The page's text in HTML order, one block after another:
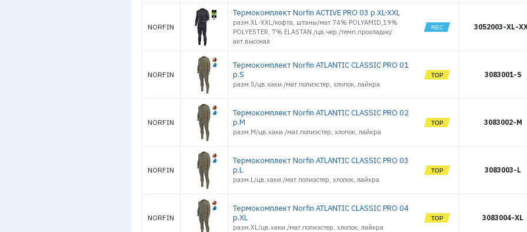
ЗАБЫЛИ ПАРОЛЬ?
РЕГИСТРАЦИЯ РОЗНИЦА
13590
13591
13594
14266
14907
14911
NORFIN
Термокомплект Norfin ACTIVE PRO 03 р.XL-XXL
разм.XL-XXL/кофта, штаны/мат.74% POLYAMID,19%
POLYESTER, 7% ELASTAN./цв.чер./темп.прохладно/
акт.высокая
3052003-XL-
NORFIN
Термокомплект Norfin ATLANTIC CLASSIC PRO 01
р.S
разм.S/цв.хаки./мат.полиэстер, хлопок, лайкра
3083001-S
NORFIN
Термокомплект Norfin ATLANTIC CLASSIC PRO 02
р.M
разм.M/цв.хаки./мат.полиэстер, хлопок, лайкра
3083002-M
NORFIN
Термокомплект Norfin ATLANTIC CLASSIC PRO 03
р.L
разм.L/цв.хаки./мат.полиэстер, хлопок, лайкра
3083003-L
NORFIN
Термокомплект Norfin ATLANTIC CLASSIC PRO 04
р.XL
разм.XL/цв.хаки./мат.полиэстер, хлопок, лайкра
3083004-XL